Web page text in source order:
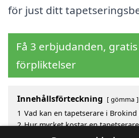
för just ditt
Få 3 erbjudanden,
förpliktelser
Innehållsförteckning gömma
1 Vad kan en tapetserare i
2 Hur mycket kostar en